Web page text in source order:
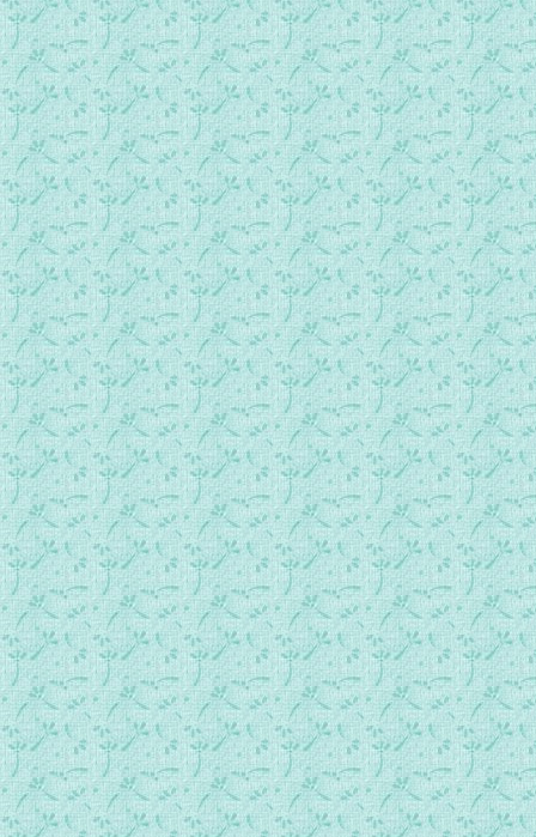
卷1-64 世俗的荣华.mp3卷1-65 期望人们的器重.mp3
卷1-66 愚蠢的骄傲.mp3
卷1-67 自欺.mp3
卷1-68 不自信的德行.mp3
卷1-69 内心的坦白.mp3
卷1-70 妄想的诱惑.mp3
卷1-71 过度自信的狂妄.mp3
卷1-72 过度自信的危险.mp3
卷1-73 知识的危险.mp3
卷1-74 德智并兼.mp3
卷1-75 变化的心境与情绪.mp3
卷1-76 神慰与神苦.mp3
卷1-77 神苦中的进步.mp3
卷1-78 天主对忧苦者的训喻.mp3
卷1-79 对天主的慷慨.mp3
卷1-80 忿怒.mp3
卷1-81 急躁.mp3
卷1-82 察觉过错.mp3
卷1-83 冒失的判断.mp3
卷1-84 不友善的批评.mp3